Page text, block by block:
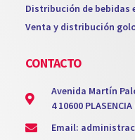
Distribución de bebidas
Venta y distribución
CONTACTO
Avenida Martín
4 10600
Email: